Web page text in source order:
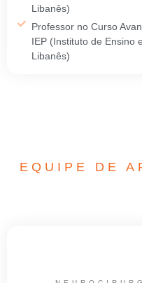
Libanês)
Professor no Curso
IEP (Instituto de Ensino
Libanês)
EQUIPE DE